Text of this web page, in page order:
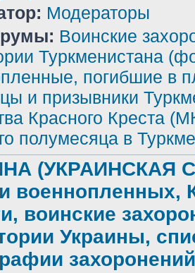
Модераторы
Воинские
Туркменистана
погибшие в
и призывники
Красного Креста
полумесяца в
(УКРАИНСКАЯ
военнопленных,
воинские
Украины,
захоронений